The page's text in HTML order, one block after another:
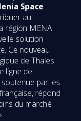
Space.
au
région MENA
solution
Ce nouveau
de Thales
ligne de
par les
répond
du marché